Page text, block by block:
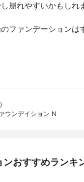
崩れやすいかもしれ
ファンデーションは
ウンデイション N
ンおすすめランキ